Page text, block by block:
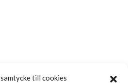
till cookies